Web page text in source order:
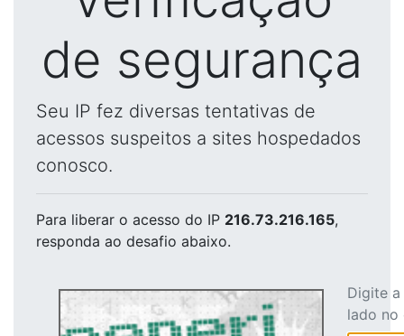
de segurança
Seu IP fez diversas tentativas de
acessos suspeitos a sites hospedados
conosco.
Para liberar o acesso do IP 216.73.216.165,
responda ao desafio abaixo.
Digite
lado no